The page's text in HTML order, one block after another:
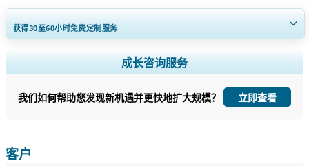
获得30至60小时免费定制服务
扩大区域和国家覆盖范围， 细分市场分析， 公司简介， 竞争基准分析，
以及最终用户洞察。
立即定制
成长咨询服务
我们如何帮助您发现新机遇并更快地扩大规模？ 立即查看
客户